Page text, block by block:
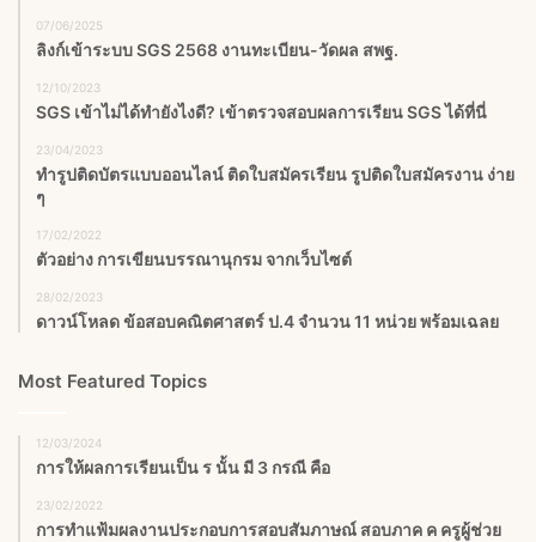
07/06/2025
ลิงก์เข้าระบบ SGS 2568 งานทะเบียน-วัดผล สพฐ.
12/10/2023
SGS เข้าไม่ได้ทำยังไงดี? เข้าตรวจสอบผลการเรียน SGS ได้ที่นี่
23/04/2023
ทำรูปติดบัตรแบบออนไลน์ ติดใบสมัครเรียน รูปติดใบสมัครงาน ง่าย
ๆ
17/02/2022
ตัวอย่าง การเขียนบรรณานุกรม จากเว็บไซต์
28/02/2023
ดาวน์โหลด ข้อสอบคณิตศาสตร์ ป.4 จำนวน 11 หน่วย พร้อมเฉลย
Most Featured Topics
12/03/2024
การให้ผลการเรียนเป็น ร นั้น มี 3 กรณี คือ
23/02/2022
การทำแฟ้มผลงานประกอบการสอบสัมภาษณ์ สอบภาค ค ครูผู้ช่วย